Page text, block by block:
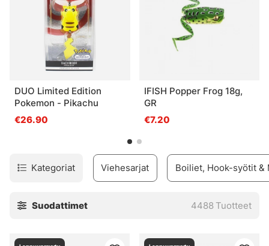
DUO Limited Edition
Pokemon - Pikachu
€26.90
IFISH Popper Frog 18g,
GR
€7.20
Kategoriat Viehesarjat Boiliet, Hook-syötit &
Suodattimet 4488 Tuotteet